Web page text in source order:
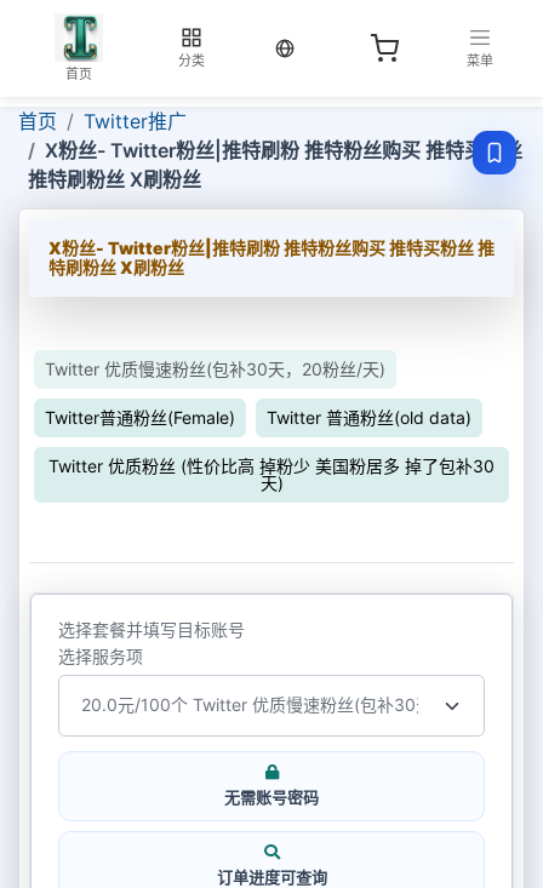
首页
分类
当前语言：中文
菜单
首页
Twitter推广
X粉丝- Twitter粉丝|推特刷粉 推特粉丝购买 推特买粉丝
推特刷粉丝 X刷粉丝
X粉丝- Twitter粉丝|推特刷粉 推特粉丝购买 推特买粉丝 推
特刷粉丝 X刷粉丝
Twitter 优质慢速粉丝(包补30天，20粉丝/天)
Twitter普通粉丝(Female) Twitter 普通粉丝(old data)
Twitter 优质粉丝 (性价比高 掉粉少 美国粉居多 掉了包补30
天)
选择套餐并填写目标账号
选择服务项
无需账号密码
订单进度可查询